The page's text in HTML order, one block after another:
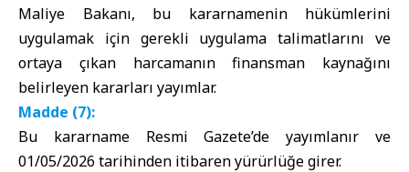
Maliye Bakanı, bu kararnamenin hükümlerini
uygulamak için gerekli uygulama talimatlarını ve
ortaya çıkan harcamanın finansman kaynağını
belirleyen kararları yayımlar.
Madde (7):
Bu kararname Resmi Gazete’de yayımlanır ve
01/05/2026 tarihinden itibaren yürürlüğe girer.